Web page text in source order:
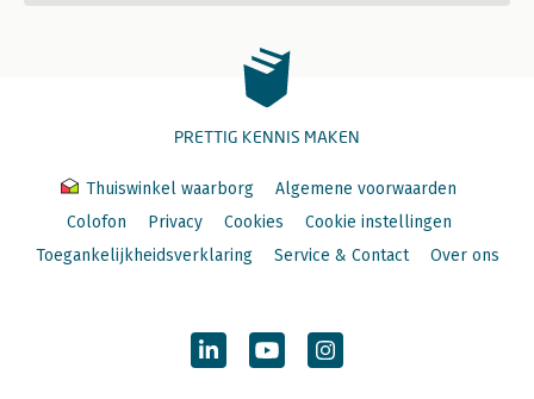
PRETTIG KENNIS MAKEN
Thuiswinkel waarborg
Algemene voorwaarden
Colofon
Privacy Cookies
Cookie instellingen
Toegankelijkheidsverklaring
Service & Contact Over ons